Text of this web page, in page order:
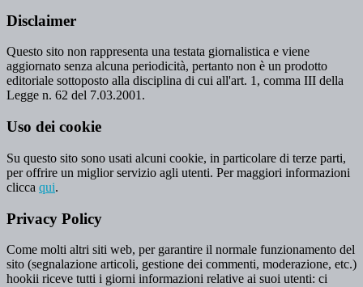
Disclaimer
Questo sito non rappresenta una testata giornalistica e viene
aggiornato senza alcuna periodicità, pertanto non è un prodotto
editoriale sottoposto alla disciplina di cui all'art. 1, comma III della
Legge n. 62 del 7.03.2001.
Uso dei cookie
Su questo sito sono usati alcuni cookie, in particolare di terze parti,
per offrire un miglior servizio agli utenti. Per maggiori informazioni
clicca qui.
Privacy Policy
Come molti altri siti web, per garantire il normale funzionamento del
sito (segnalazione articoli, gestione dei commenti, moderazione, etc.)
hookii riceve tutti i giorni informazioni relative ai suoi utenti: ci